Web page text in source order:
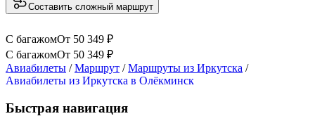
Составить сложный маршрут
С багажомОт 50 349 ₽
С багажомОт 50 349 ₽
Авиабилеты /Маршрут /Маршруты из Иркутска /
Авиабилеты из Иркутска в Олёкминск
Быстрая навигация